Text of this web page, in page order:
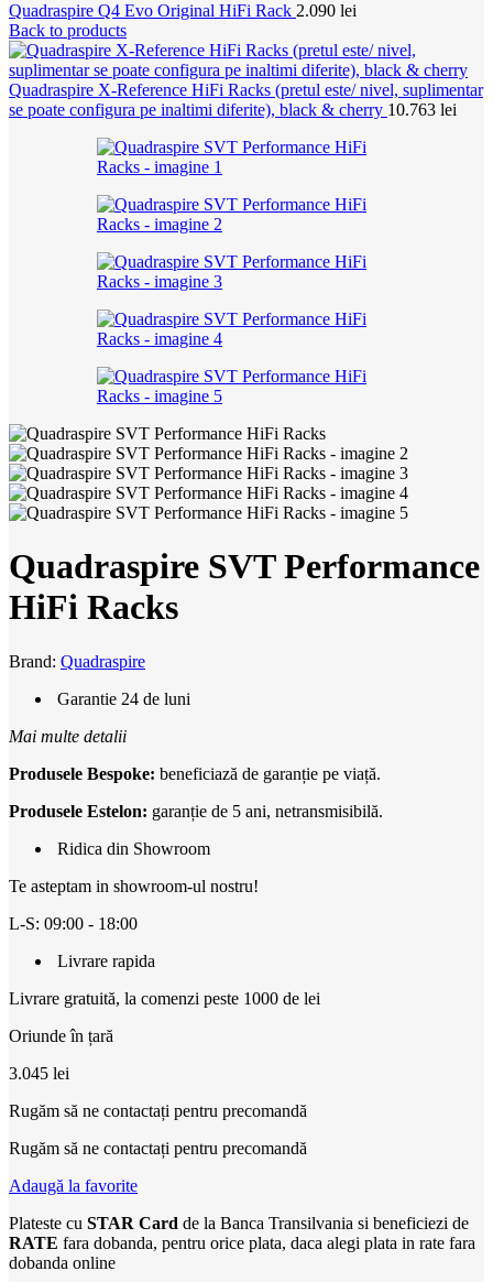
Quadraspire Q4 Evo Original HiFi Rack 2.090 lei
Back to products
Quadraspire X-Reference HiFi Racks (pretul este/ nivel, suplimentar
se poate configura pe inaltimi diferite), black & cherry 10.763 lei
Quadraspire SVT Performance
HiFi Racks
Brand: Quadraspire
Garantie 24 de luni
Mai multe detalii
Produsele Bespoke: beneficiază de garanție pe viață.
Produsele Estelon: garanție de 5 ani, netransmisibilă.
Ridica din Showroom
Te asteptam in showroom-ul nostru!
L-S: 09:00 - 18:00
Livrare rapida
Livrare gratuită, la comenzi peste 1000 de lei
Oriunde în țară
3.045 lei
Rugăm să ne contactați pentru precomandă
Rugăm să ne contactați pentru precomandă
Adaugă la favorite
Plateste cu STAR Card de la Banca Transilvania si beneficiezi de
RATE fara dobanda, pentru orice plata, daca alegi plata in rate fara
dobanda online